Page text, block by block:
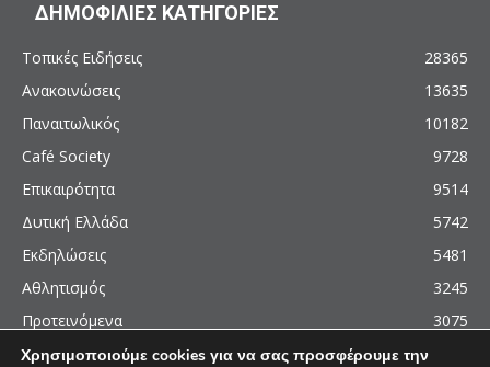
ΔΗΜΟΦΙΛΙΕΣ ΚΑΤΗΓΟΡΙΕΣ
Τοπικές Ειδήσεις
28365
Ανακοινώσεις
13635
Παναιτωλικός
10182
Café Society
9728
Επικαιρότητα
9514
Δυτική Ελλάδα
5742
Εκδηλώσεις
5481
Αθλητισμός
3245
Προτεινόμενα
3075
Χρησιμοποιούμε cookies για να σας προσφέρουμε την